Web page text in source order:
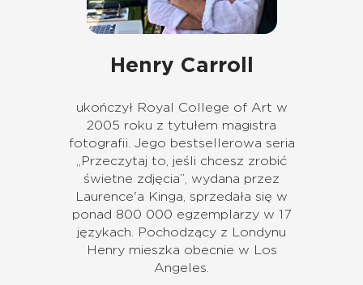
Henry Carroll
ukończył Royal College of Art w
2005 roku z tytułem magistra
fotografii. Jego bestsellerowa seria
„Przeczytaj to, jeśli chcesz zrobić
świetne zdjęcia”, wydana przez
Laurence'a Kinga, sprzedała się w
ponad 800 000 egzemplarzy w 17
językach.
Pochodzący z Londynu
Henry mieszka obecnie w Los
Angeles.